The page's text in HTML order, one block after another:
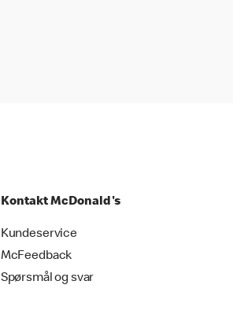
Kontakt McDonald's
Kundeservice
McFeedback
Spørsmål og svar